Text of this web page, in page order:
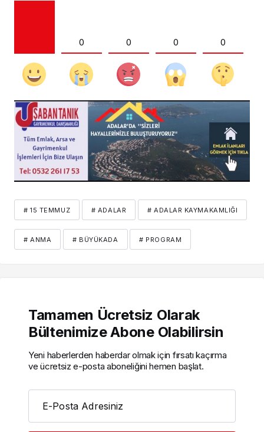
0 0 0 0
# 15 TEMMUZ # ADALAR # ADALAR KAYMAKAMLIĞI
# ANMA # BÜYÜKADA # PROGRAM
Tamamen Ücretsiz Olarak
Bültenimize Abone Olabilirsin
Yeni haberlerden haberdar olmak için fırsatı kaçırma
ve ücretsiz e-posta aboneliğini hemen başlat.
E-Posta Adresiniz